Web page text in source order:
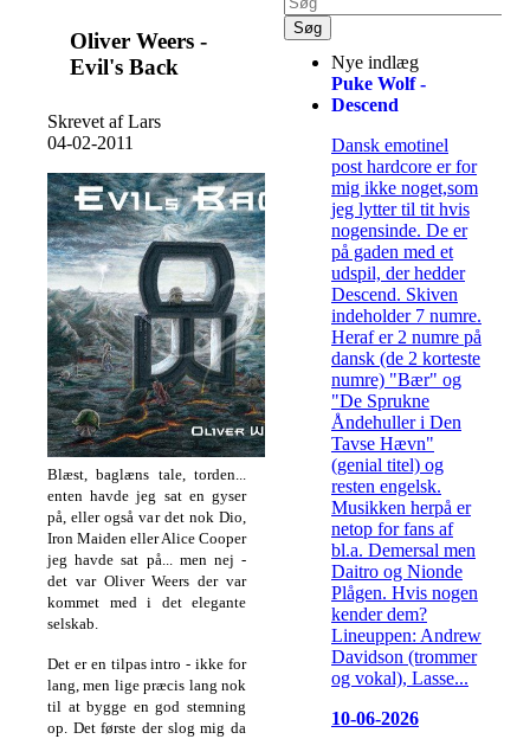
Oliver Weers -
Evil's Back
Skrevet af Lars
04-02-2011
Blæst, baglæns tale, torden...
enten havde jeg sat en gyser
på, eller også var det nok Dio,
Iron Maiden eller Alice Cooper
jeg havde sat på... men nej -
det var Oliver Weers der var
kommet med i det elegante
selskab.
Det er en tilpas intro - ikke for
lang, men lige præcis lang nok
til at bygge en god stemning
op. Det første der slog mig da
Nye indlæg
Puke Wolf -
Descend
Dansk emotinel
post hardcore er for
mig ikke noget,som
jeg lytter til tit hvis
nogensinde. De er
på gaden med et
udspil, der hedder
Descend. Skiven
indeholder 7 numre.
Heraf er 2 numre på
dansk (de 2 korteste
numre) "Bær" og
"De Sprukne
Åndehuller i Den
Tavse Hævn"
(genial titel) og
resten engelsk.
Musikken herpå er
netop for fans af
bl.a. Demersal men
Daitro og Nionde
Plågen. Hvis nogen
kender dem?
Lineuppen: Andrew
Davidson (trommer
og vokal), Lasse...
10-06-2026